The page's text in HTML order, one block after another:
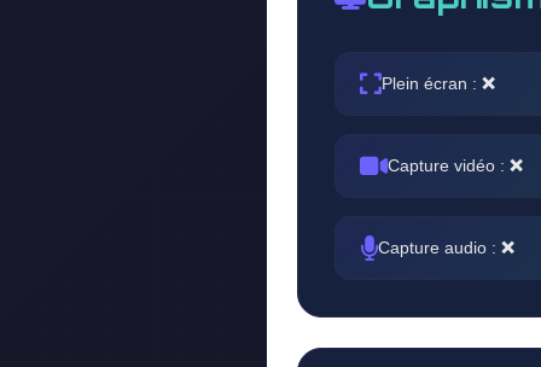
Plein écran : ❌
Capture vidéo : ❌
Capture audio : ❌